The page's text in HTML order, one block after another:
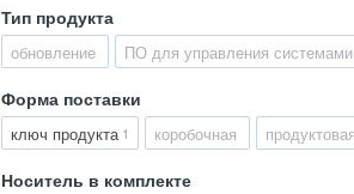
Тип продукта
обновление ПО для управления
Форма поставки
ключ продукта 1 коробочная
Носитель в комплекте